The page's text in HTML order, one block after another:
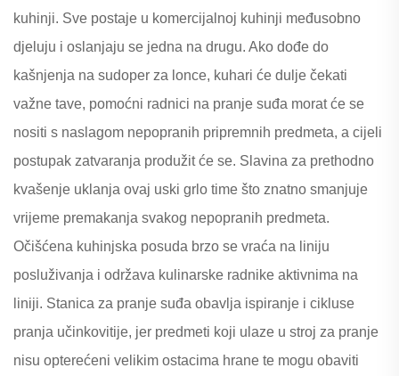
kuhinji. Sve postaje u komercijalnoj kuhinji međusobno
djeluju i oslanjaju se jedna na drugu. Ako dođe do
kašnjenja na sudoper za lonce, kuhari će dulje čekati
važne tave, pomoćni radnici na pranje suđa morat će se
nositi s naslagom nepopranih pripremnih predmeta, a cijeli
postupak zatvaranja produžit će se. Slavina za prethodno
kvašenje uklanja ovaj uski grlo time što znatno smanjuje
vrijeme premakanja svakog nepopranih predmeta.
Očišćena kuhinjska posuda brzo se vraća na liniju
posluživanja i održava kulinarske radnike aktivnima na
liniji. Stanica za pranje suđa obavlja ispiranje i cikluse
pranja učinkovitije, jer predmeti koji ulaze u stroj za pranje
nisu opterećeni velikim ostacima hrane te mogu obaviti